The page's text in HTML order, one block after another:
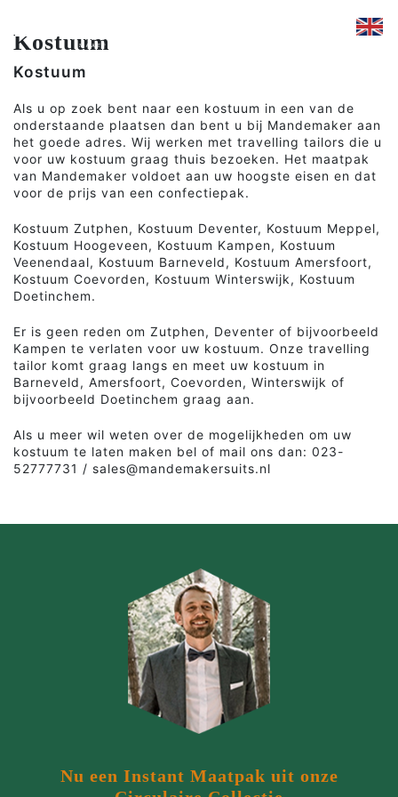
Kostuum
Kostuum
Als u op zoek bent naar een kostuum in een van de
onderstaande plaatsen dan bent u bij Mandemaker aan
het goede adres. Wij werken met travelling tailors die u
voor uw kostuum graag thuis bezoeken. Het maatpak
van Mandemaker voldoet aan uw hoogste eisen en dat
voor de prijs van een confectiepak.
Kostuum Zutphen, Kostuum Deventer, Kostuum Meppel,
Kostuum Hoogeveen, Kostuum Kampen, Kostuum
Veenendaal, Kostuum Barneveld, Kostuum Amersfoort,
Kostuum Coevorden, Kostuum Winterswijk, Kostuum
Doetinchem.
Er is geen reden om Zutphen, Deventer of bijvoorbeeld
Kampen te verlaten voor uw kostuum. Onze travelling
tailor komt graag langs en meet uw kostuum in
Barneveld, Amersfoort, Coevorden, Winterswijk of
bijvoorbeeld Doetinchem graag aan.
Als u meer wil weten over de mogelijkheden om uw
kostuum te laten maken bel of mail ons dan: 023-
52777731 / sales@mandemakersuits.nl
Nu een Instant Maatpak uit onze